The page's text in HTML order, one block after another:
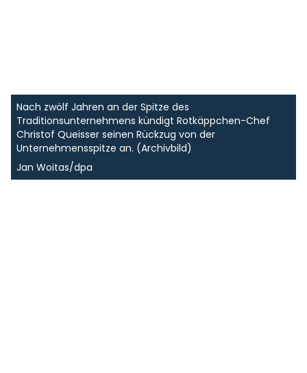
Nach zwölf Jahren an der Spitze des
Traditionsunternehmens kündigt Rotkäppchen-Chef
Christof Queisser seinen Rückzug von der
Unternehmensspitze an. (Archivbild)
Jan Woitas/dpa